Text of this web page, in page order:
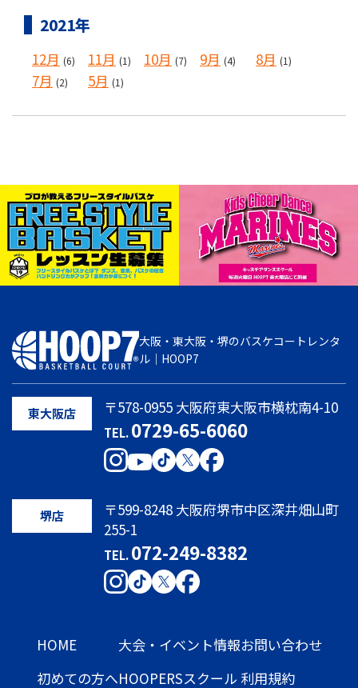
2021年
12月 (6) 11月 (1) 10月 (7) 9月 (4) 8月 (1)
7月 (2) 5月 (1)
大阪・東大阪・堺のバスケコートレンタ
ル｜HOOP7
東大阪店 〒578-0955 大阪府東大阪市横枕南4-10
TEL.0729-65-6060
堺店
〒599-8248 大阪府堺市中区深井畑山町
255-1
TEL.072-249-8382
HOME
初めての方へ
大会・イベント情報
HOOPERSスクール
お問い合わせ
利用規約